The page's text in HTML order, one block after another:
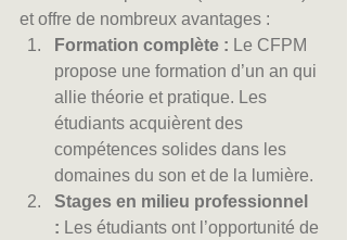
et offre de nombreux avantages :
Formation complète : Le CFPM
propose une formation d’un an qui
allie théorie et pratique. Les
étudiants acquièrent des
compétences solides dans les
domaines du son et de la lumière.
Stages en milieu professionnel
: Les étudiants ont l’opportunité de